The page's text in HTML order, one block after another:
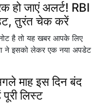
हो जाएं अलर्ट! RBI
तुरंत चेक करें
है तो यह खबर आपके लिए
ने इसको लेकर एक नया अपडेट
माह इस दिन बंद
लिस्ट